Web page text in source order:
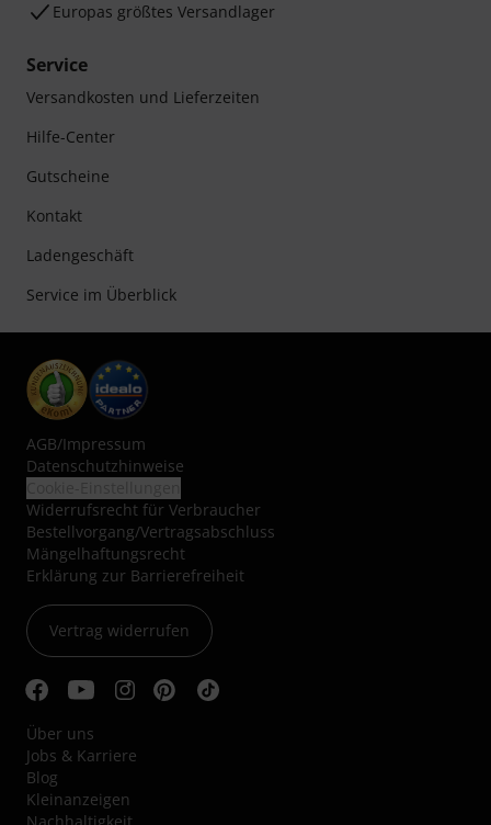
Europas größtes Versandlager
Service
Versandkosten und Lieferzeiten
Hilfe-Center
Gutscheine
Kontakt
Ladengeschäft
Service im Überblick
AGB/Impressum
Datenschutzhinweise
Widerrufsrecht für Verbraucher
Bestellvorgang/Vertragsabschluss
Mängelhaftungsrecht
Erklärung zur Barrierefreiheit
Vertrag widerrufen
Über uns
Jobs & Karriere
Blog
Kleinanzeigen